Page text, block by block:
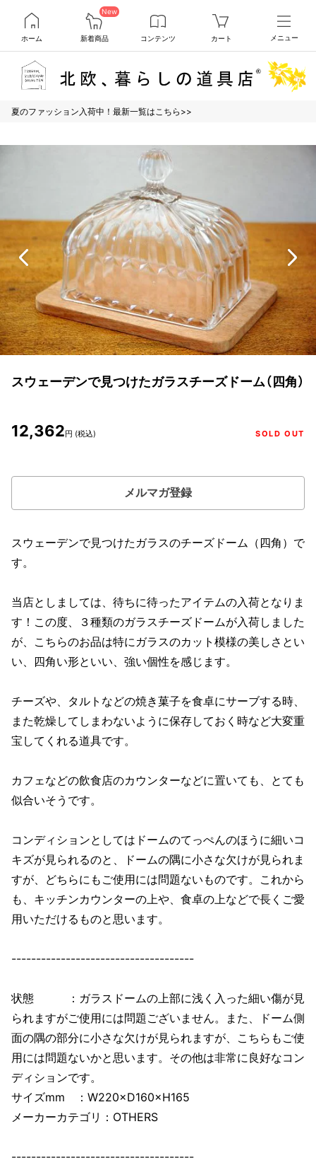
ホーム
New
新着商品 コンテンツ カート メニュー
夏のファッション入荷中！最新一覧はこちら>>
スウェーデンで見つけたガラスチーズドーム（四角）
12,362円 (税込) SOLD OUT
メルマガ登録
スウェーデンで見つけたガラスのチーズドーム（四角）で
す。
当店としましては、待ちに待ったアイテムの入荷となりま
す！この度、３種類のガラスチーズドームが入荷しました
が、こちらのお品は特にガラスのカット模様の美しさとい
い、四角い形といい、強い個性を感じます。
チーズや、タルトなどの焼き菓子を食卓にサーブする時、
また乾燥してしまわないように保存しておく時など大変重
宝してくれる道具です。
カフェなどの飲食店のカウンターなどに置いても、とても
似合いそうです。
コンディションとしてはドームのてっぺんのほうに細いコ
キズが見られるのと、ドームの隅に小さな欠けが見られま
すが、どちらにもご使用には問題ないものです。これから
も、キッチンカウンターの上や、食卓の上などで長くご愛
用いただけるものと思います。
-------------------------------------
状態 ：ガラスドームの上部に浅く入った細い傷が見
られますがご使用には問題ございません。また、ドーム側
面の隅の部分に小さな欠けが見られますが、こちらもご使
用には問題ないかと思います。その他は非常に良好なコン
ディションです。
サイズmm ：W220×D160×H165
メーカーカテゴリ：OTHERS
-------------------------------------